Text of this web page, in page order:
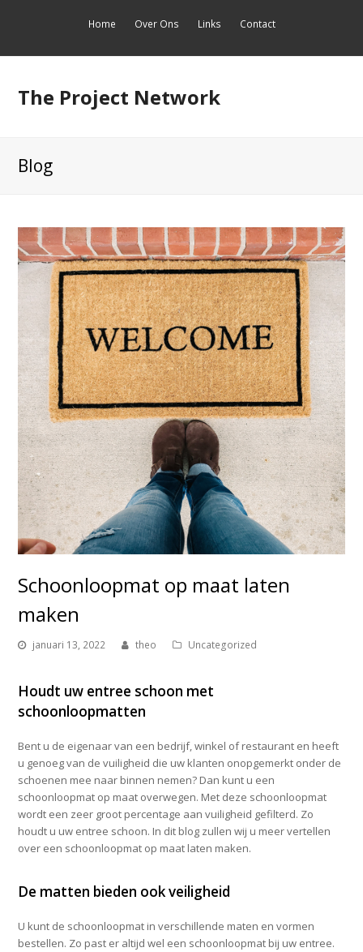
Home Over Ons Links Contact
The Project Network
Blog
Schoonloopmat op maat laten
maken
januari 13, 2022 theo Uncategorized
Houdt uw entree schoon met
schoonloopmatten
Bent u de eigenaar van een bedrijf, winkel of restaurant en heeft
u genoeg van de vuiligheid die uw klanten onopgemerkt onder de
schoenen mee naar binnen nemen? Dan kunt u een
schoonloopmat op maat overwegen. Met deze schoonloopmat
wordt een zeer groot percentage aan vuiligheid gefilterd. Zo
houdt u uw entree schoon. In dit blog zullen wij u meer vertellen
over een schoonloopmat op maat laten maken.
De matten bieden ook veiligheid
U kunt de schoonloopmat in verschillende maten en vormen
bestellen. Zo past er altijd wel een schoonloopmat bij uw entree.